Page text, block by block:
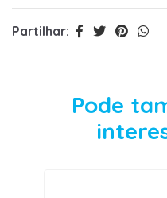
Partilhar:
Pode